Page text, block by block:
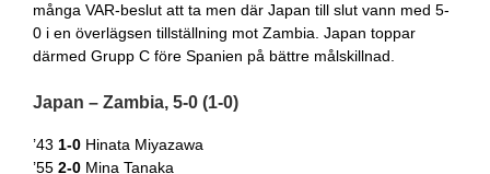
många VAR-beslut att ta men där Japan till slut vann med 5-
0 i en överlägsen tillställning mot Zambia. Japan toppar
därmed Grupp C före Spanien på bättre målskillnad.
Japan – Zambia, 5-0 (1-0)
’43 1-0 Hinata Miyazawa
’55 2-0 Mina Tanaka